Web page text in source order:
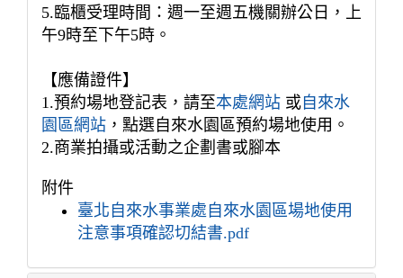
5.臨櫃受理時間：週一至週五機關辦公日，上
午9時至下午5時。
【應備證件】
1.預約場地登記表，請至本處網站 或 自來水
園區網站 ，點選自來水園區預約場地使用。
2.商業拍攝或活動之企劃書或腳本
附件
臺北自來水事業處自來水園區場地使用
注意事項確認切結書.pdf